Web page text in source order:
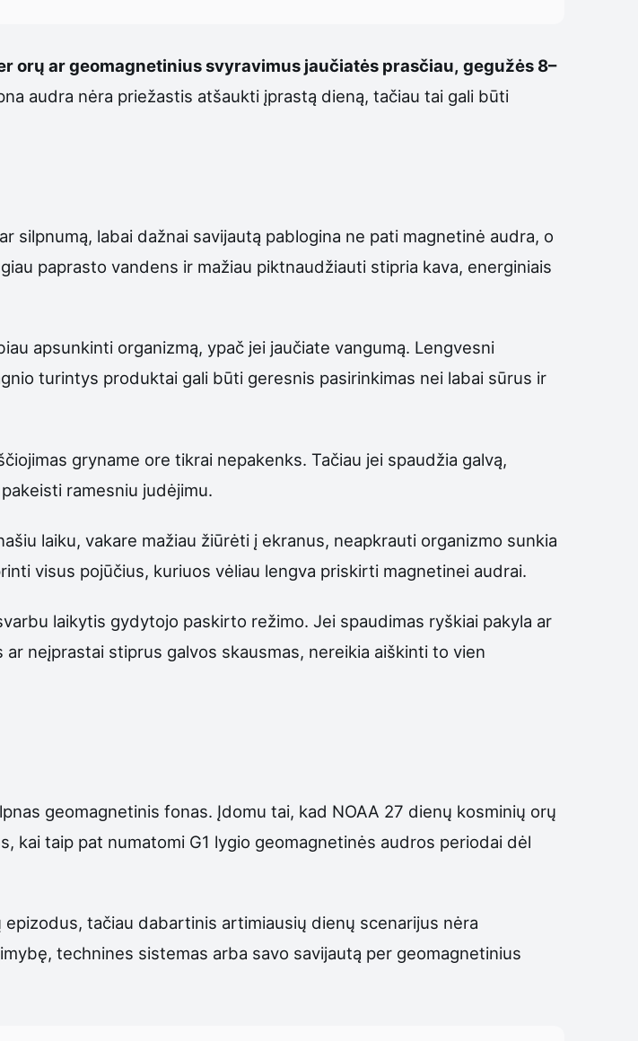
orų ar geomagnetinius svyravimus jaučiatės prasčiau, gegužės 8–
audra nėra priežastis atšaukti įprastą dieną, tačiau tai gali būti
silpnumą, labai dažnai savijautą pablogina ne pati magnetinė audra, o
paprasto vandens ir mažiau piktnaudžiauti stipria kava, energiniais
apsunkinti organizmą, ypač jei jaučiate vangumą. Lengvesni
turintys produktai gali būti geresnis pasirinkimas nei labai sūrus ir
gryname ore tikrai nepakenks. Tačiau jei spaudžia galvą,
ramesniu judėjimu.
laiku, vakare mažiau žiūrėti į ekranus, neapkrauti organizmo sunkia
visus pojūčius, kuriuos vėliau lengva priskirti magnetinei audrai.
laikytis gydytojo paskirto režimo. Jei spaudimas ryškiai pakyla ar
neįprastai stiprus galvos skausmas, nereikia aiškinti to vien
geomagnetinis fonas. Įdomu tai, kad NOAA 27 dienų kosminių orų
kai taip pat numatomi G1 lygio geomagnetinės audros periodai dėl
tačiau dabartinis artimiausių dienų scenarijus nėra
technines sistemas arba savo savijautą per geomagnetinius